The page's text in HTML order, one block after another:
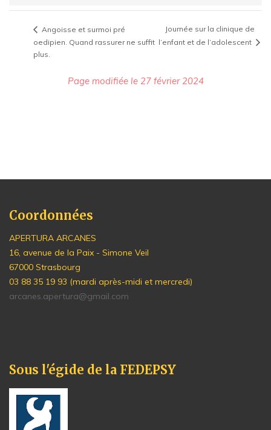
Angoisse et surmoi pré
oedipien. Quand rassurer ne suffit
plus.
Journée sur la clinique de
l’enfant et de l’adolescent
Page modifiée le 27 février 2024
Coordonnées
APERTURA ARCANES
16, avenue de la Paix - Simone Veil
67000 Strasbourg
03 88 35 19 93 (mardi après-midi et mercredi)
arcanes.apertura@gmail.com
Sous l'égide de la FEDEPSY